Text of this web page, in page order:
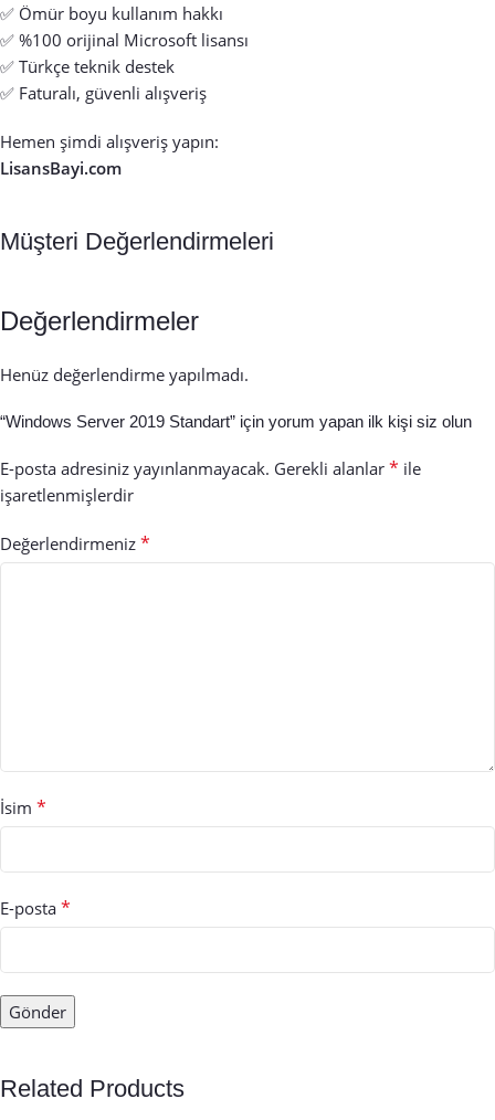
✅ Ömür boyu kullanım hakkı
✅ %100 orijinal Microsoft lisansı
✅ Türkçe teknik destek
✅ Faturalı, güvenli alışveriş
Hemen şimdi alışveriş yapın:
LisansBayi.com
Müşteri Değerlendirmeleri
Değerlendirmeler
Henüz değerlendirme yapılmadı.
“Windows Server 2019 Standart” için yorum yapan ilk kişi siz olun
E-posta adresiniz yayınlanmayacak. Gerekli alanlar * ile
işaretlenmişlerdir
Değerlendirmeniz *
İsim *
E-posta *
Related Products